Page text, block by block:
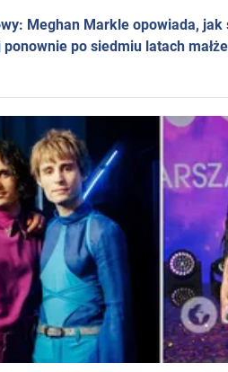
Meghan Markle opowiada, jak
ponownie po siedmiu latach